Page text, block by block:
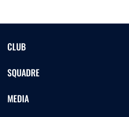
CLUB
SQUADRE
MEDIA